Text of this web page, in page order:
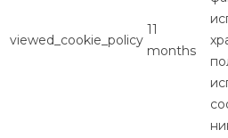
viewed_cookie_policy
11
months